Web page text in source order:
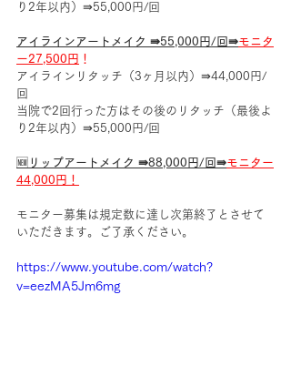
り2年以内）⇛55,000円/回
アイラインアートメイク ⇛55,000円/回⇛モニタ
ー27,500円 ！
アイラインリタッチ（3ヶ月以内）⇛44,000円/
回
当院で2回行った方はその後のリタッチ（最後よ
り2年以内）⇛55,000円/回
🆕 リップアートメイク ⇛88,000円/回⇛モニター
44,000円！
モニター募集は規定数に達し次第終了とさせて
いただきます。ご了承ください。
https://www.youtube.com/watch?
v=eezMA5Jm6mg